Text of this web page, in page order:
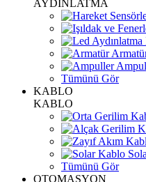
AYDINLATMA
Tümünü Gör
KABLO
KABLO
Tümünü Gör
OTOMASYON